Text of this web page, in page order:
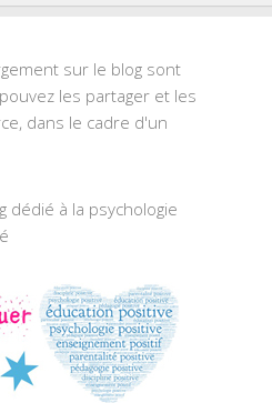
sur le blog sont
pouvez les partager et les
dans le cadre d'un
dédié à la psychologie